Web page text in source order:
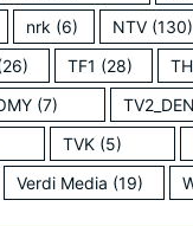
nrk (6) NTV (130)
TF1 (28)
(7)
TVK (5)
Verdi Media (19)